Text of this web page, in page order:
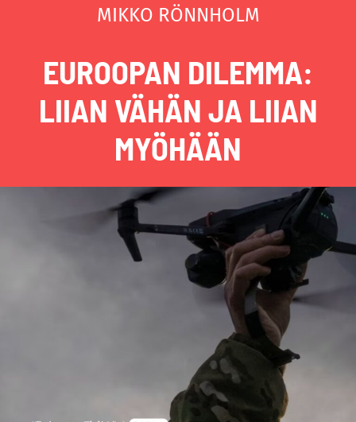
MIKKO RÖNNHOLM
EUROOPAN DILEMMA:
LIIAN VÄHÄN JA LIIAN
MYÖHÄÄN